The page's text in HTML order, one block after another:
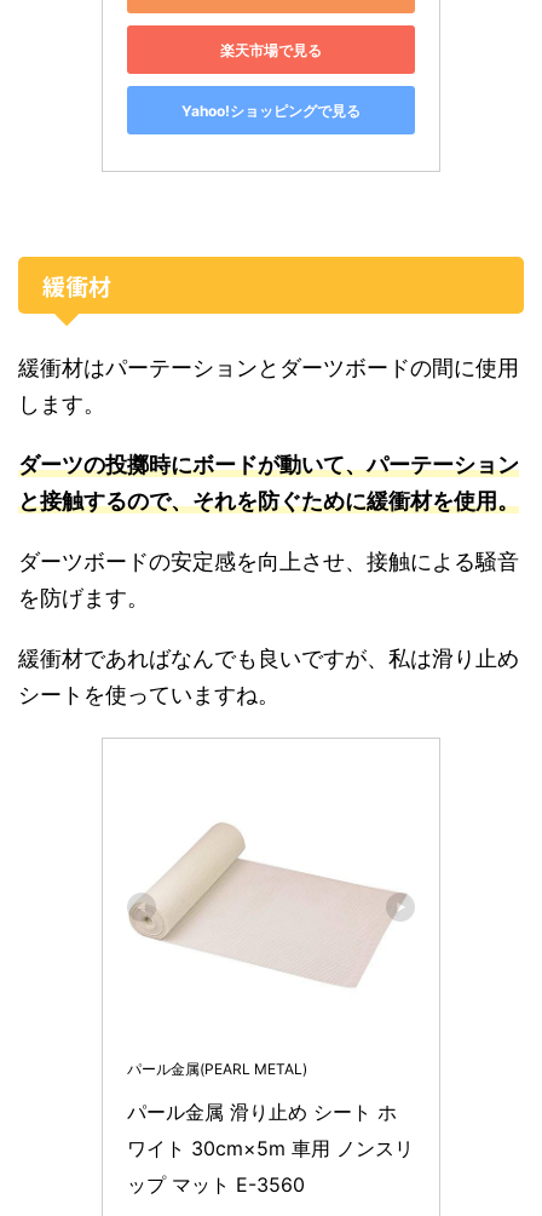
楽天市場で見る
Yahoo!ショッピングで見る
緩衝材
緩衝材はパーテーションとダーツボードの間に使用
します。
ダーツの投擲時にボードが動いて、パーテーション
と接触するので、それを防ぐために緩衝材を使用。
ダーツボードの安定感を向上させ、接触による騒音
を防げます。
緩衝材であればなんでも良いですが、私は滑り止め
シートを使っていますね。
パール金属(PEARL METAL)
パール金属 滑り止め シート ホ
ワイト 30cm×5m 車用 ノンスリ
ップ マット E-3560